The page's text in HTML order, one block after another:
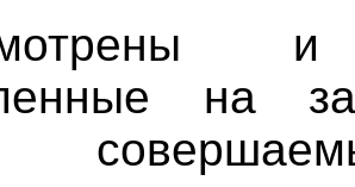
на